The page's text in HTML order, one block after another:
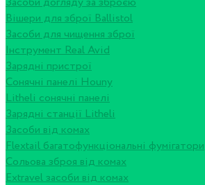
Вішери для зброї Ballistol
Засоби для чищення зброї
Інструмент Real Avid
Зарядні пристрої
Сонячні панелі Houny
Litheli сонячні панелі
Зарядні станції Litheli
Засоби від комах
Flextail багатофункціональні фумігатори
Сольова зброя від комах
Extravel засоби від комах